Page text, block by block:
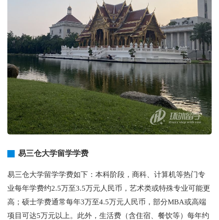
易三仓大学留学学费
易三仓大学留学学费如下：本科阶段，商科、计算机等热门专
业每年学费约2.5万至3.5万元人民币，艺术类或特殊专业可能更
高；硕士学费通常每年3万至4.5万元人民币，部分MBA或高端
项目可达5万元以上。此外，生活费（含住宿、餐饮等）每年约